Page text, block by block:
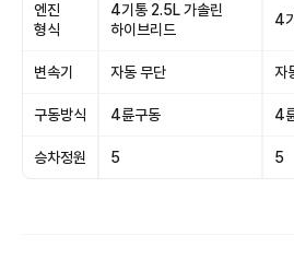
엔진
형식
4기통 2.5L 가솔린
하이브리드
4
변속기 자동 무단 자
구동방식 4륜구동 4
승차정원 5 5